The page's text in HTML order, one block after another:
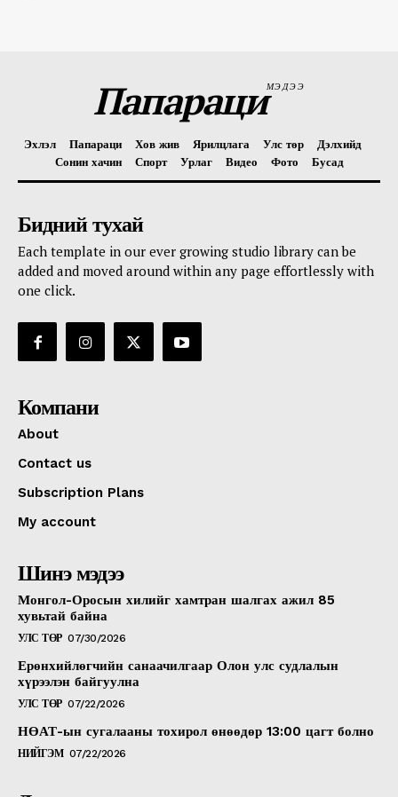
ПапарациМЭДЭЭ
Эхлэл Папараци Хов жив Ярилцлага Улс төр
Дэлхийд
Сонин хачин
Спорт Урлаг Видео Фото Бусад
Бидний тухай
Each template in our ever growing studio library can be
added and moved around within any page effortlessly with
one click.
Компани
About
Contact us
Subscription Plans
My account
Шинэ мэдээ
Монгол-Оросын хилийг хамтран шалгах ажил 85
хувьтай байна
УЛС ТӨР 07/30/2026
Ерөнхийлөгчийн санаачилгаар Олон улс судлалын
хүрээлэн байгуулна
УЛС ТӨР 07/22/2026
НӨАТ-ын сугалааны тохирол өнөөдөр 13:00 цагт болно
НИЙГЭМ 07/22/2026